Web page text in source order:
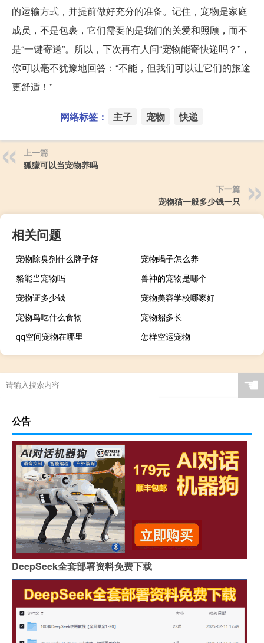
的运输方式，并提前做好充分的准备。记住，宠物是家庭
成员，不是包裹，它们需要的是我们的关爱和照顾，而不
是“一键寄送”。所以，下次再有人问“宠物能寄快递吗？”，
你可以毫不犹豫地回答：“不能，但我们可以让它们的旅途
更舒适！”
网络标签： 主子 宠物 快递
上一篇
狐獴可以当宠物养吗
下一篇
宠物猫一般多少钱一只
相关问题
宠物除臭剂什么牌子好
宠物蝎子怎么养
貉能当宠物吗
兽神的宠物是哪个
宠物证多少钱
宠物美容学校哪家好
宠物鸟吃什么食物
宠物貂多长
qq空间宠物在哪里
怎样空运宠物
☚
公告
DeepSeek全套部署资料免费下载